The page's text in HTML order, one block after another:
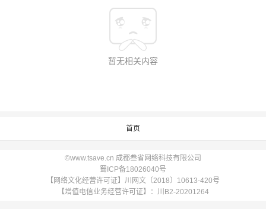
暂无相关内容
首页
©www.tsave.cn 成都叁省网络科技有限公司
蜀ICP备18026040号
【网络文化经营许可证】川网文〔2018〕10613-420号
【增值电信业务经营许可证】：川B2-20201264